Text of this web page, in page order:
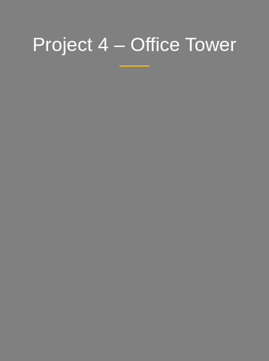
Project 4 – Office Tower